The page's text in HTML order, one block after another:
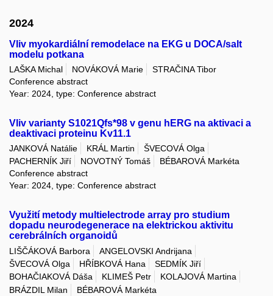
2024
Vliv myokardiální remodelace na EKG u DOCA/salt
modelu potkana
LAŠKA Michal NOVÁKOVÁ Marie
STRAČINA Tibor
Conference abstract
Year: 2024, type: Conference abstract
Vliv varianty S1021Qfs*98 v genu hERG na aktivaci a
deaktivaci proteinu Kv11.1
JANKOVÁ Natálie KRÁL Martin
ŠVECOVÁ Olga
PACHERNÍK Jiří
NOVOTNÝ Tomáš
BÉBAROVÁ Markéta
Conference abstract
Year: 2024, type: Conference abstract
Využití metody multielectrode array pro studium
dopadu neurodegenerace na elektrickou aktivitu
cerebrálních organoidů
LIŠČÁKOVÁ Barbora
ANGELOVSKI Andrijana
ŠVECOVÁ Olga
HŘÍBKOVÁ Hana
SEDMÍK Jiří
BOHAČIAKOVÁ Dáša
KLIMEŠ Petr
KOLAJOVÁ Martina
BRÁZDIL Milan
BÉBAROVÁ Markéta